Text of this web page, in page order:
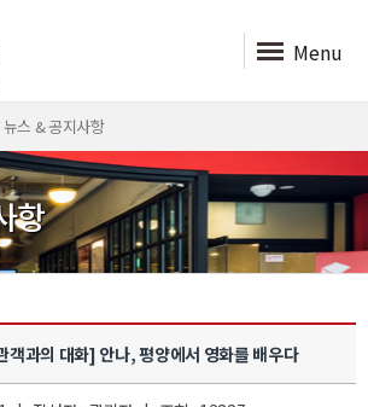
Menu
뉴스 & 공지사항
항
객과의 대화] 안나, 평양에서 영화를 배우다